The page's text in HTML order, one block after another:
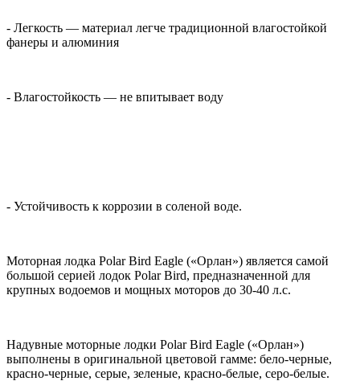
- Легкость — материал легче традиционной влагостойкой
фанеры и алюминия
- Влагостойкость — не впитывает воду
- Устойчивость к коррозии в соленой воде.
Моторная лодка Polar Bird Eagle («Орлан») является самой
большой серией лодок Polar Bird, предназначенной для
крупных водоемов и мощных моторов до 30-40 л.с.
Надувные моторные лодки Polar Bird Eagle («Орлан»)
выполнены в оригинальной цветовой гамме: бело-черные,
красно-черные, серые, зеленые, красно-белые, серо-белые.